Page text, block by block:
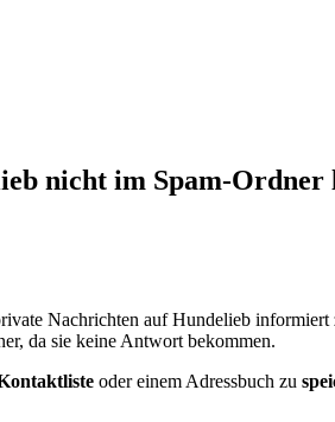
nicht im Spam-Ordner
Nachrichten auf Hundelieb
da sie keine Antwort bekommen.
oder einem Adressbuch zu